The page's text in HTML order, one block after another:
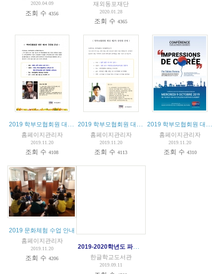
2020.04.09
조회 수4356
재외동포재단
2020.01.28
조회 수4365
홈페이지관리자
2019.11.20
조회 수4108
홈페이지관리자
2019.11.20
조회 수4113
홈페이지관리자
2019.11.20
조회 수 4310
2019 문화체험 수업 안내
홈페이지관리자
2019.11.20
조회 수4206
2019-2020학년도 파리한글학교 입학안내
한글학교도서관
2019.09.11